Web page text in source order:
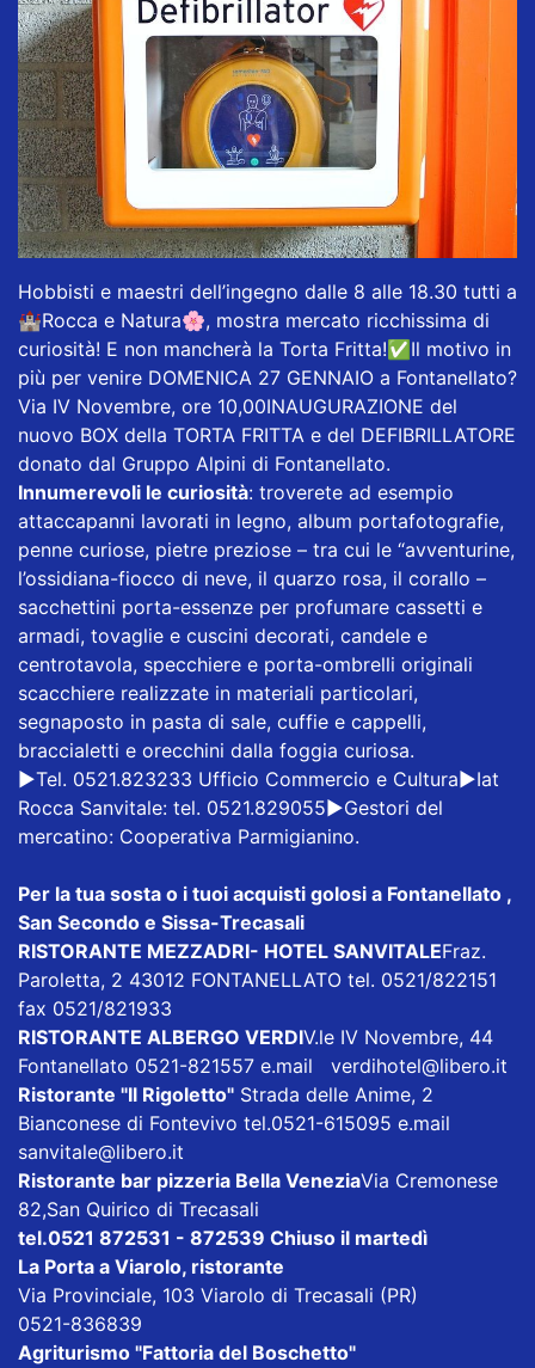
Hobbisti e maestri dell’ingegno dalle 8 alle 18.30 tutti a
🏰Rocca e Natura🌸, mostra mercato ricchissima di
curiosità! E non mancherà la Torta Fritta!✅Il motivo in
più per venire DOMENICA 27 GENNAIO a Fontanellato?
Via IV Novembre, ore 10,00INAUGURAZIONE del
nuovo BOX della TORTA FRITTA e del DEFIBRILLATORE
donato dal Gruppo Alpini di Fontanellato.
Innumerevoli le curiosità: troverete ad esempio
attaccapanni lavorati in legno, album portafotografie,
penne curiose, pietre preziose – tra cui le “avventurine,
l’ossidiana-fiocco di neve, il quarzo rosa, il corallo –
sacchettini porta-essenze per profumare cassetti e
armadi, tovaglie e cuscini decorati, candele e
centrotavola, specchiere e porta-ombrelli originali
scacchiere realizzate in materiali particolari,
segnaposto in pasta di sale, cuffie e cappelli,
braccialetti e orecchini dalla foggia curiosa.
▶️Tel. 0521.823233 Ufficio Commercio e Cultura▶️Iat
Rocca Sanvitale: tel. 0521.829055▶️Gestori del
mercatino: Cooperativa Parmigianino.
Per la tua sosta o i tuoi acquisti golosi a Fontanellato ,
San Secondo e Sissa-Trecasali
RISTORANTE MEZZADRI- HOTEL SANVITALEFraz.
Paroletta, 2 43012 FONTANELLATO tel. 0521/822151
fax 0521/821933
RISTORANTE ALBERGO VERDIV.le IV Novembre, 44
Fontanellato 0521-821557 e.mail verdihotel@libero.it
Ristorante "Il Rigoletto" Strada delle Anime, 2
Bianconese di Fontevivo tel.0521-615095 e.mail
sanvitale@libero.it
Ristorante bar pizzeria Bella VeneziaVia Cremonese
82,San Quirico di Trecasali
tel.0521 872531 - 872539 Chiuso il martedì
La Porta a Viarolo, ristorante
Via Provinciale, 103 Viarolo di Trecasali (PR)
0521-836839
Agriturismo "Fattoria del Boschetto"